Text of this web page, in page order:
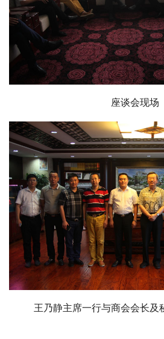
座谈会现场
王乃静主席一行与商会会长及